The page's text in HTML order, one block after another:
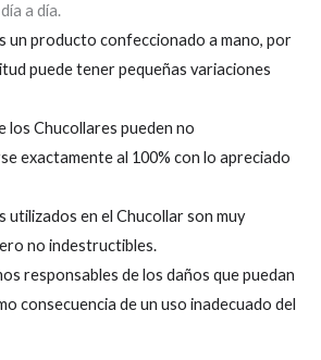
a día.
un producto confeccionado a mano, por
puede tener pequeñas variaciones
los Chucollares pueden no
exactamente al 100% con lo apreciado
utilizados en el Chucollar son muy
no indestructibles.
responsables de los daños que puedan
consecuencia de un uso inadecuado del